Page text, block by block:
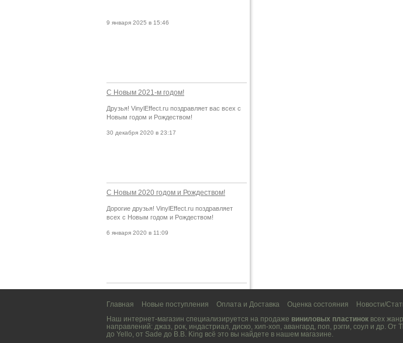
9 января 2025 в 15:46
С Новым 2021-м годом!
Друзья! VinylEffect.ru поздравляет вас всех с
Новым годом и Рождеством!
30 декабря 2020 в 23:17
С Новым 2020 годом и Рождеством!
Дорогие друзья! VinylEffect.ru поздравляет
всех с Новым годом и Рождеством!
6 января 2020 в 11:09
Главная Новые поступления Оплата и Доставка Оценка состояния Новости/
Наш интернет-магазин специализируется на продаже виниловых пластинок всех
направлений: джаз, рок, индастриал, диско, хип-хоп, авангард, поп, рэгги, соул и др. От
до Yello, от Sade до B.B. King всё это вы найдете в нашем магазине.